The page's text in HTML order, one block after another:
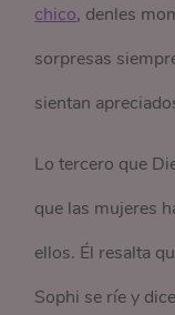
chico, denles
sorpresas
sientan
Lo tercero que
que las mujeres
ellos. Él resalta
Sophi se ríe y